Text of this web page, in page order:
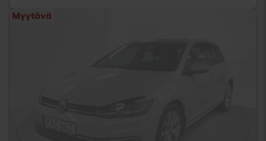
Myytävä